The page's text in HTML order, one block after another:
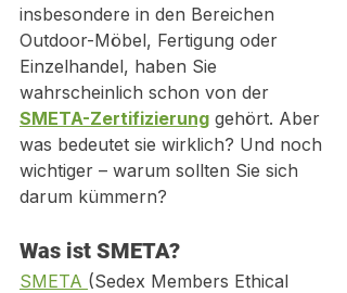
insbesondere in den Bereichen
Outdoor-Möbel, Fertigung oder
Einzelhandel, haben Sie
wahrscheinlich schon von der
SMETA-Zertifizierung gehört. Aber
was bedeutet sie wirklich? Und noch
wichtiger – warum sollten Sie sich
darum kümmern?
Was ist SMETA?
SMETA (Sedex Members Ethical